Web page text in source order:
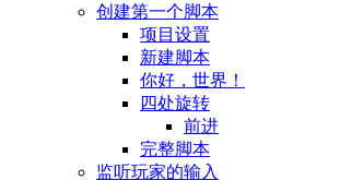
创建第一个脚本
项目设置
新建脚本
你好，世界！
四处旋转
前进
完整脚本
监听玩家的输入